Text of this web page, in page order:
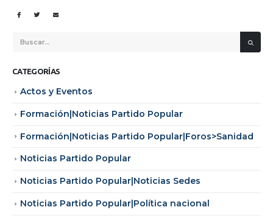
CATEGORÍAS
Actos y Eventos
Formación|Noticias Partido Popular
Formación|Noticias Partido Popular|Foros>Sanidad
Noticias Partido Popular
Noticias Partido Popular|Noticias Sedes
Noticias Partido Popular|Política nacional